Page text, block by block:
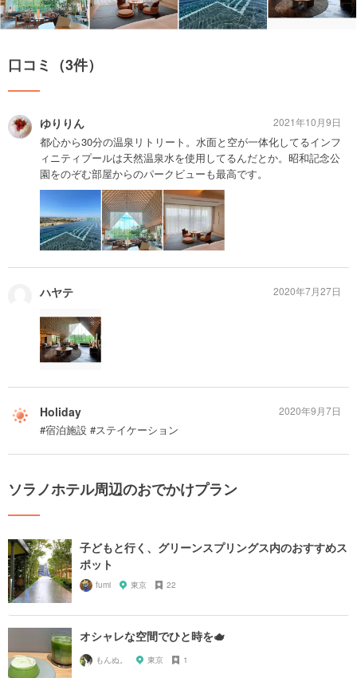
口コミ（3件）
ゆりりん
都心から30分の温泉リトリート。水面と空が一体化してるインフ
ィニティプールは天然温泉水を使用してるんだとか。昭和記念公
園をのぞむ部屋からのパークビューも最高です。
2021年10月9日
ハヤテ 2020年7月27日
Holiday
#宿泊施設 #ステイケーション
2020年9月7日
ソラノホテル周辺のおでかけプラン
子どもと行く、グリーンスプリングス内のおすすめス
ポット
fumi 東京 22
オシャレな空間でひと時を🫖
もんぬ。 東京 1